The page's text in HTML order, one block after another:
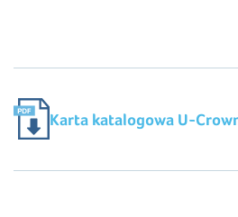
Karta katalogowa U-